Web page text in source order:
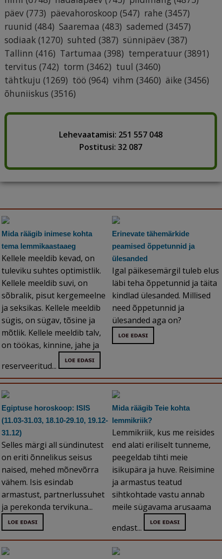
päev (773) päevahoroskoop (547) rahe (3457)
ruunid (484) Saaremaa (483) sademed (3457)
sodiaak (1270) suhted (387) sünnipäev (387)
Tallinn (416) Tartumaa (398) temperatuur (3891)
tervitus (742) torm (3462) tuul (3460)
tähtkuju (1269) töö (964) vihm (3460) äike (3456)
õhuniiskus (3516)
Lehevaatamisi: 251 557 048
Postitusi: 32 087
Mida räägib inimese kohta
tema lemmikaastaaeg
Kellele meeldib kevad, on
tuleviku suhtes optimistlik.
Kellele meeldib suvi, on
sõbralik, pisut kergemeelne
ja seksikas. Kellele meeldib
sügis, on sügav, tõsine ja
mõtlik. Kellele meeldib talv,
on töökas, kinnine, jahe ja
reserveeritud...
Erinevate tähemärkide
peamised õppetunnid ja
ülesanded
Igal päikesemärgil tuleb elus
läbi teha õppetunnid ja täita
kindlad ülesanded. Millised
need õppetunnid ja
ülesanded aga on?
Egiptuse horoskoop: ISIS
(11.03-31.03, 18.10-29.10, 19.12-
31.12)
Selles märgi all sündinutest
on eriti õnnelikus seisus
naised, mehed mõnevõrra
vähem. Isis esindab
armastust, partnerlussuhet
ja perekonda tervikuna...
Mida räägib Teie kohta
lemmikriik?
Lemmikriik, kus me reisides
end alati eriliselt tunneme,
peegeldab tihti meie
isikupära ja huve. Reisimine
ja armastus teatud
sihtkohtade vastu annab
meile sügavama arusaama
endast...